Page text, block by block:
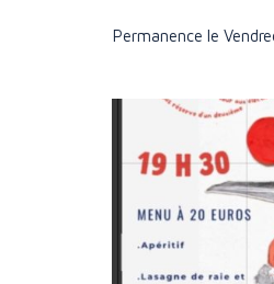
Permanence le